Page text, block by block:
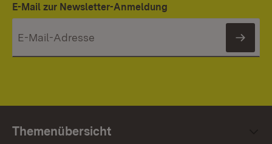
E-Mail zur Newsletter-Anmeldung
Themenübersicht